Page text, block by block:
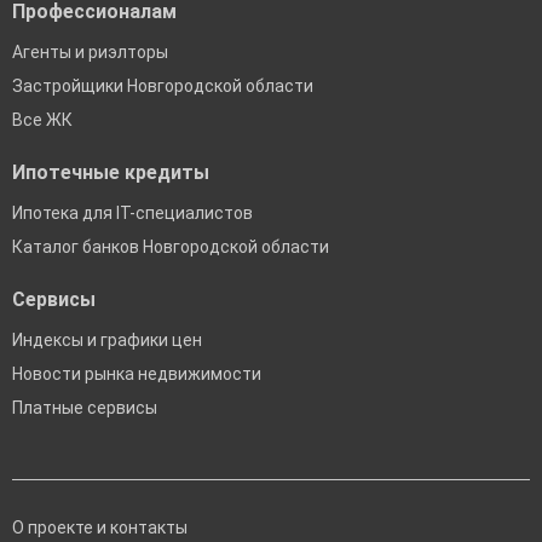
Профессионалам
Агенты и риэлторы
Застройщики Новгородской области
Все ЖК
Ипотечные кредиты
Ипотека для IT-специалистов
Каталог банков Новгородской области
Сервисы
Индексы и графики цен
Новости рынка недвижимости
Платные сервисы
О проекте и контакты